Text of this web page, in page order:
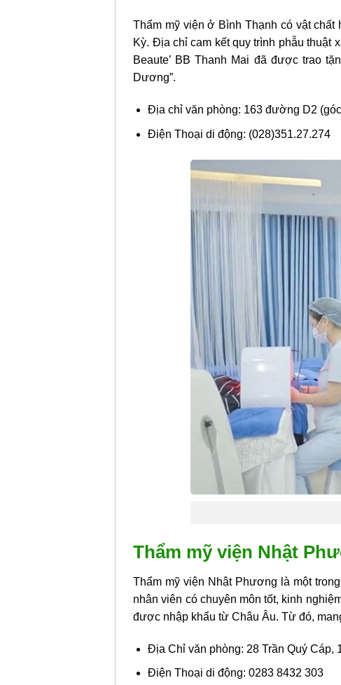
Thẩm mỹ viện ở Bình Thạnh có vật chất
Kỳ. Địa chỉ cam kết quy trình phẫu thuật
Beaute’ BB Thanh Mai đã được trao
Dương”.
Địa chỉ văn phòng: 163 đường D2
Điện Thoại di động: (028)351.27.274
Thẩm mỹ viện Nhật
Thẩm mỹ viện Nhật Phương là một
nhân viên có chuyên môn tốt, kinh
được nhập khẩu từ Châu Âu. Từ đó,
Địa Chỉ văn phòng: 28 Trần Quý Cáp,
Điện Thoại di động: 0283 8432 303